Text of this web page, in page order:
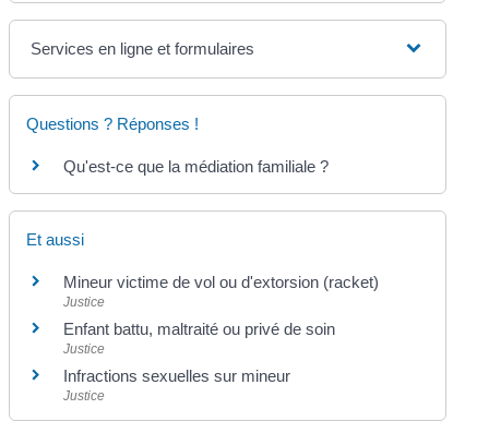
Services en ligne et formulaires
Questions ? Réponses !
Qu'est-ce que la médiation familiale ?
Et aussi
Mineur victime de vol ou d'extorsion (racket)
Justice
Enfant battu, maltraité ou privé de soin
Justice
Infractions sexuelles sur mineur
Justice